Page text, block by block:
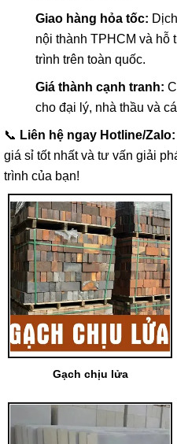
Giao hàng hỏa tốc:
nội thành TPHCM và hỗ
trình trên toàn quốc.
Giá thành cạnh tranh:
cho đại lý, nhà thầu và
📞 Liên hệ ngay Hotline/Zalo:
giá sỉ tốt nhất và tư vấn giải
trình của bạn!
Gạch chịu lửa